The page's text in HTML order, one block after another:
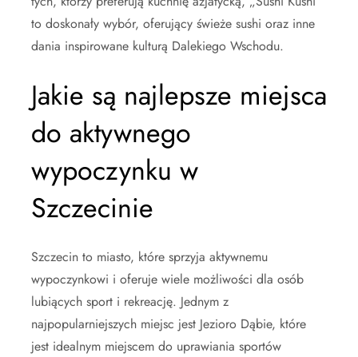
to doskonały wybór, oferujący świeże sushi oraz inne
dania inspirowane kulturą Dalekiego Wschodu.
Jakie są najlepsze miejsca
do aktywnego
wypoczynku w
Szczecinie
Szczecin to miasto, które sprzyja aktywnemu
wypoczynkowi i oferuje wiele możliwości dla osób
lubiących sport i rekreację. Jednym z
najpopularniejszych miejsc jest Jezioro Dąbie, które
jest idealnym miejscem do uprawiania sportów